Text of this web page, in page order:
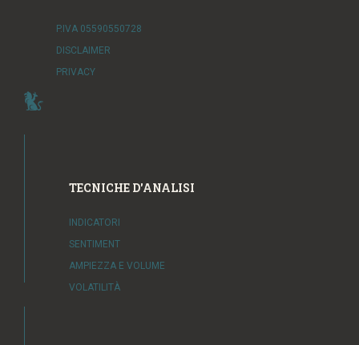
P.IVA 05590550728
DISCLAIMER
PRIVACY
TECNICHE D'ANALISI
INDICATORI
SENTIMENT
AMPIEZZA E VOLUME
VOLATILITÀ